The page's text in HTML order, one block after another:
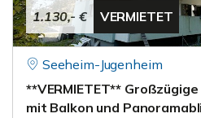
1.130,- € VERMIETET
Seeheim-Jugenheim
**VERMIETET**
mit Balkon und